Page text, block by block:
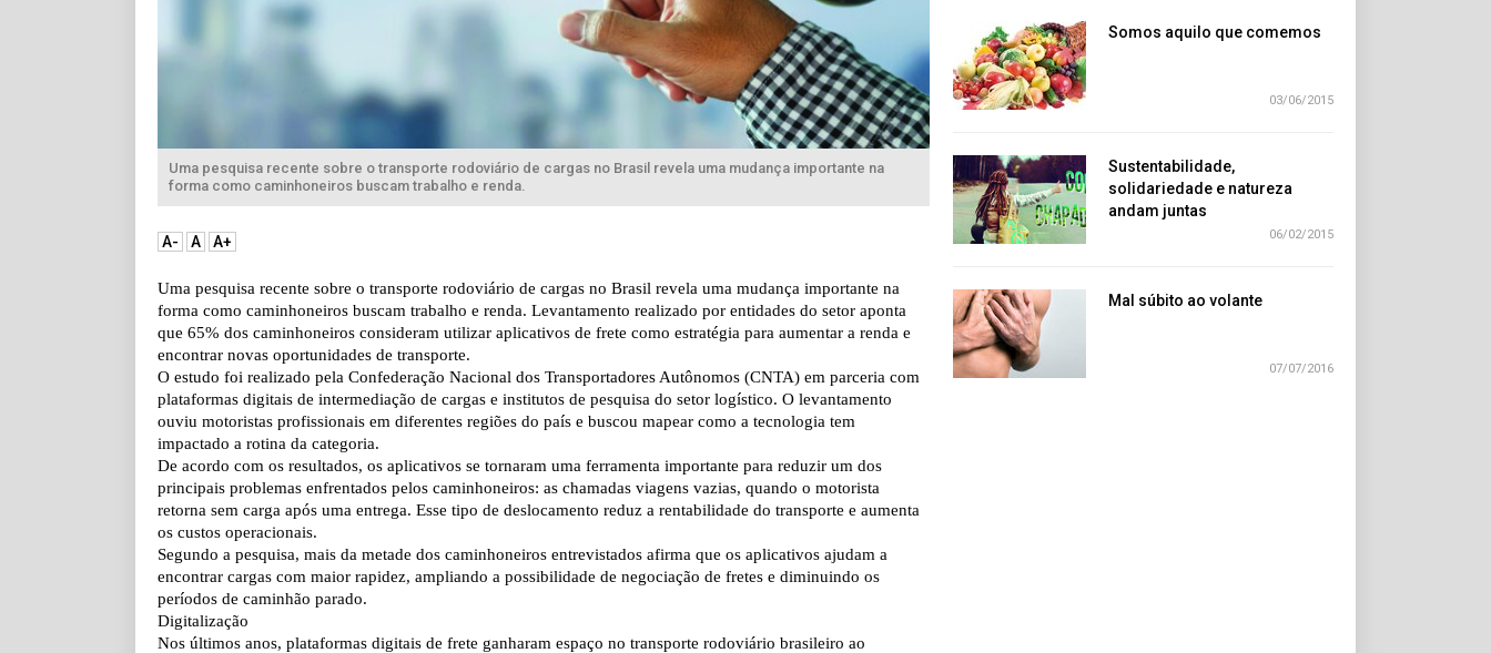
Uma pesquisa recente sobre o transporte rodoviário de cargas no Brasil revela uma mudança importante na
forma como caminhoneiros buscam trabalho e renda.
A- A A+
Uma pesquisa recente sobre o transporte rodoviário de cargas no Brasil revela uma mudança importante na
forma como caminhoneiros buscam trabalho e renda. Levantamento realizado por entidades do setor aponta
que 65% dos caminhoneiros consideram utilizar aplicativos de frete como estratégia para aumentar a renda e
encontrar novas oportunidades de transporte.
O estudo foi realizado pela Confederação Nacional dos Transportadores Autônomos (CNTA) em parceria com
plataformas digitais de intermediação de cargas e institutos de pesquisa do setor logístico. O levantamento
ouviu motoristas profissionais em diferentes regiões do país e buscou mapear como a tecnologia tem
impactado a rotina da categoria.
De acordo com os resultados, os aplicativos se tornaram uma ferramenta importante para reduzir um dos
principais problemas enfrentados pelos caminhoneiros: as chamadas viagens vazias, quando o motorista
retorna sem carga após uma entrega. Esse tipo de deslocamento reduz a rentabilidade do transporte e aumenta
os custos operacionais.
Segundo a pesquisa, mais da metade dos caminhoneiros entrevistados afirma que os aplicativos ajudam a
encontrar cargas com maior rapidez, ampliando a possibilidade de negociação de fretes e diminuindo os
períodos de caminhão parado.
Digitalização
Nos últimos anos, plataformas digitais de frete ganharam espaço no transporte rodoviário brasileiro ao
Somos aquilo que comemos
03/06/2015
Sustentabilidade,
solidariedade e natureza
andam juntas
06/02/2015
Mal súbito ao volante
07/07/2016